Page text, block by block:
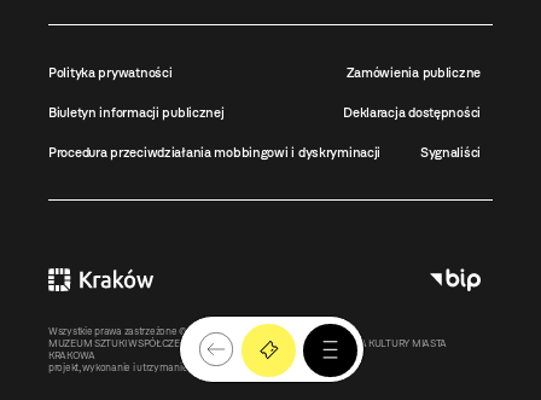
Polityka prywatności Zamówienia publiczne
Biuletyn informacji publicznej Deklaracja dostępności
Procedura przeciwdziałania mobbingowi i dyskryminacji Sygnaliści
Wszystkie prawa zastrzeżone ©MOCAK
2011-2026
MUZEUM SZTUKI WSPÓŁCZESNEJ W KRAKOWIE MOCAK – INSTYTUCJA KULTURY MIASTA
KRAKOWA
projekt, wykonanie i utrzymanie:
Bonjour.pl